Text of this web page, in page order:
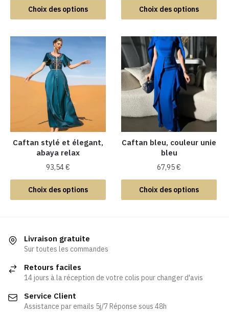
Choix des options
Ce
produit
plusieurs
variations.
Les
options
peuvent
être
choisies
sur
la
page
du
produit
Choix des options
Ce
produit
plusieurs
variations.
Les
options
peuvent
être
choisies
sur
la
page
du
produit
Caftan stylé et élegant,
abaya relax
93,54€
Choix des options
Ce
produit
variations.
Les
peuvent
choisies
sur
Caftan bleu, couleur unie
bleu
67,95€
Choix des options
Ce
produit
peuvent
être
Livraison gratuite
Sur toutes les commandes
Retours faciles
14 jours à la réception de votre colis pour changer d'avis
Service Client
Assistance par emails 5j/7 Réponse sous 48h